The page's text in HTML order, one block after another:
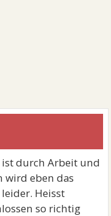
durch Arbeit und
wird eben das
Heisst
so richtig